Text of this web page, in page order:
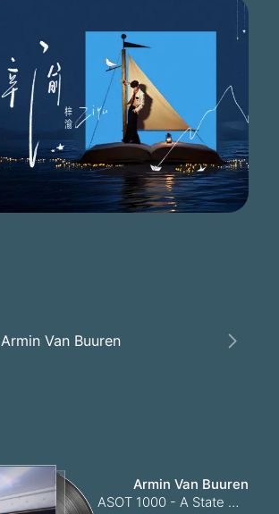
Armin Van Buuren
Armin Van Buuren
ASOT 1000 - A State Of Trance Episode 1000